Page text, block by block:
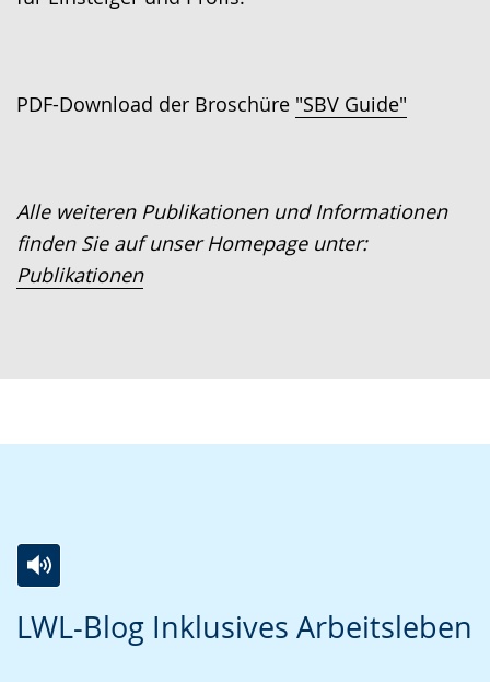
PDF-Download der Broschüre "SBV Guide"
Alle weiteren Publikationen und Informationen
finden Sie auf unser Homepage unter:
Publikationen
LWL-Blog Inklusives Arbeitsleben
Leichten
Audio-
Video